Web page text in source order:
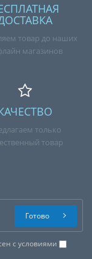
товар до наших
магазинов
только
товар
с условиями
Готово